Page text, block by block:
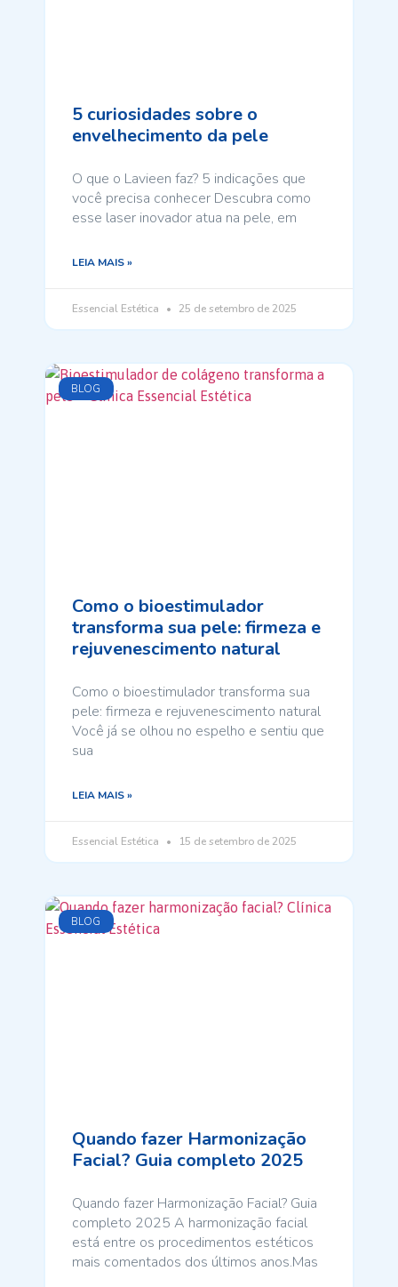
5 curiosidades sobre o
envelhecimento da pele
O que o Lavieen faz? 5 indicações que
você precisa conhecer Descubra como
esse laser inovador atua na pele, em
LEIA MAIS »
Essencial Estética 25 de setembro de 2025
BLOG
Como o bioestimulador
transforma sua pele: firmeza e
rejuvenescimento natural
Como o bioestimulador transforma sua
pele: firmeza e rejuvenescimento natural
Você já se olhou no espelho e sentiu que
sua
LEIA MAIS »
Essencial Estética 15 de setembro de 2025
BLOG
Quando fazer Harmonização
Facial? Guia completo 2025
Quando fazer Harmonização Facial? Guia
completo 2025 A harmonização facial
está entre os procedimentos estéticos
mais comentados dos últimos anos.Mas